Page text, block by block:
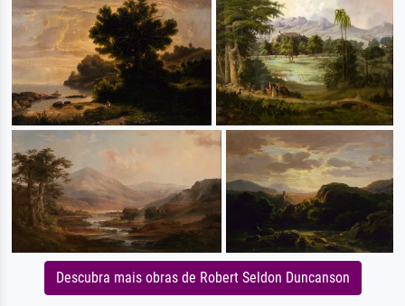
Descubra mais obras de Robert Seldon Duncanson